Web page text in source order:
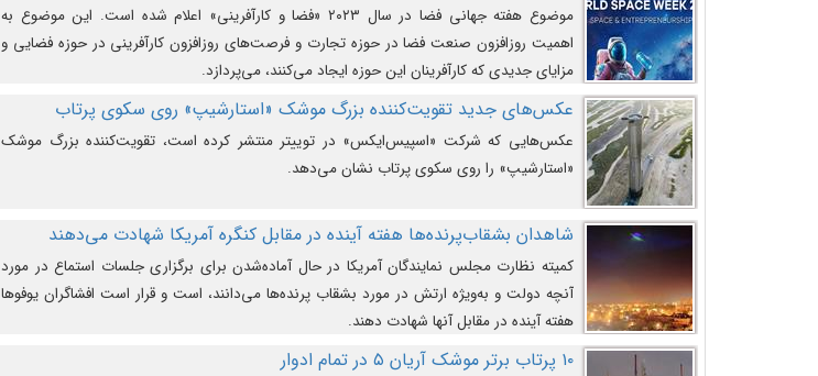
موضوع هفته جهانی فضا در سال ۲۰۲۳ «فضا و کارآفرینی» اعلام شده است. این موضوع به
اهمیت روزافزون صنعت فضا در حوزه تجارت و فرصت‌های روزافزون کارآفرینی در حوزه فضایی و
مزایای جدیدی که کارآفرینان این حوزه ایجاد می‌کنند، می‌پردازد.
عکس‌های جدید تقویت‌کننده بزرگ موشک «استارشیپ» روی سکوی پرتاب
عکس‌هایی که شرکت «اسپیس‌ایکس» در توییتر منتشر کرده است، تقویت‌کننده بزرگ موشک
«استارشیپ» را روی سکوی پرتاب نشان می‌دهد.
شاهدان بشقاب‌پرنده‌ها هفته آینده در مقابل کنگره آمریکا شهادت می‌دهند
کمیته نظارت مجلس نمایندگان آمریکا در حال آماده‌شدن برای برگزاری جلسات استماع در مورد
آنچه دولت و به‌ویژه ارتش در مورد بشقاب پرنده‌ها می‌دانند، است و قرار است افشاگران یوفوها
هفته آینده در مقابل آنها شهادت دهند.
۱۰ پرتاب برتر موشک آریان ۵ در تمام ادوار